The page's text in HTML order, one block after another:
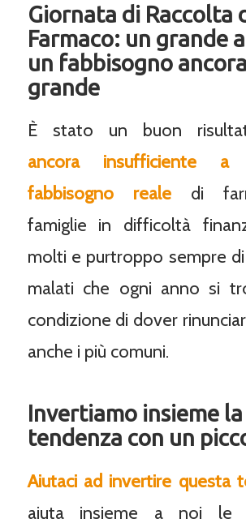
Giornata di Raccolta
Farmaco: un grande
un fabbisogno
grande
È stato un buon
ancora insufficiente
fabbisogno realedi
famiglie in difficoltà
molti e purtroppo sempre
malati che ogni anno si
condizione di dover
anche i più comuni.
Invertiamo insieme la
tendenza con un
Aiutaci ad invertire questa
aiuta insieme a noi le